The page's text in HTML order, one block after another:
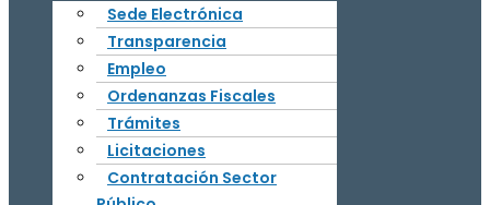
Sede Electrónica
Transparencia
Empleo
Ordenanzas Fiscales
Trámites
Licitaciones
Contratación Sector